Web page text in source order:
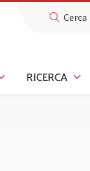
Cerca
RICERCA